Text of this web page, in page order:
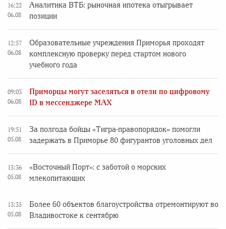
16:22
06.08
Аналитика ВТБ: рыночная ипотека отыгрывает
позиции
12:57
06.08
Образовательные учреждения Приморья проходят
комплексную проверку перед стартом нового
учебного года
09:03
06.08
Приморцы могут заселяться в отели по цифровому
ID в мессенджере MAX
19:51
05.08
За полгода бойцы «Тигра-правопорядок» помогли
задержать в Приморье 80 фигурантов уголовных дел
13:36
05.08
«Восточный Порт»: с заботой о морских
млекопитающих
13:35
05.08
Более 60 объектов благоустройства отремонтируют во
Владивостоке к сентябрю